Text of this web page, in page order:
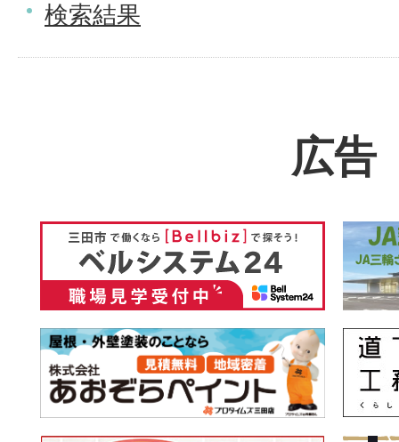
検索結果
広告